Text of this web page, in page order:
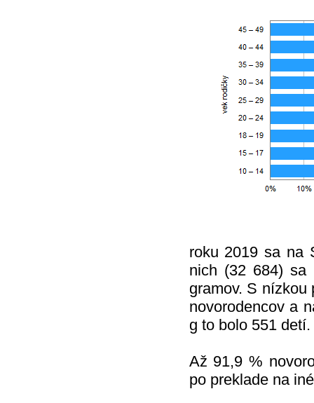
roku 2019 sa na
nich (32 684) sa
gramov. S nízkou
novorodencov a
g to bolo 551 detí.
Až 91,9 %
po preklade na